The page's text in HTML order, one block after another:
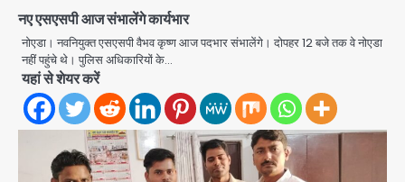
नए एसएसपी आज संभालेंगे कार्यभार
नोएडा। नवनियुक्त एसएसपी वैभव कृष्ण आज पदभार संभालेंगे। दोपहर 12 बजे तक वे नोएडा
नहीं पहुंचे थे। पुलिस अधिकारियों के…
यहां से शेयर करें